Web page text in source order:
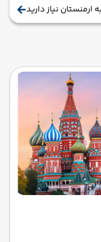
ارمنستان نیاز دارید